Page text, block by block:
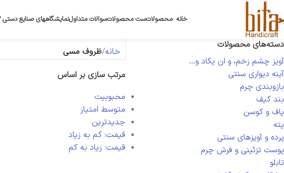
خانه محصولاتست محصولاتسوالات متداولنمایشگاههای صنایع دستی ۱۴۰۳
دسته‌های محصولات
آویز چشم زخم، و ان یکاد و...
آینه دیواری سنتی
بازوبندی چرم
بند کیف
پاف و کوسن
پته
پرده و آویزهای سنتی
پوست تزئینی و فرش چرم
تابلو
خانه ظروف مسی
مرتب سازی بر اساس
محبوبیت
متوسط امتیاز
جدیدترین
قیمت: کم به زیاد
قیمت: زیاد به کم